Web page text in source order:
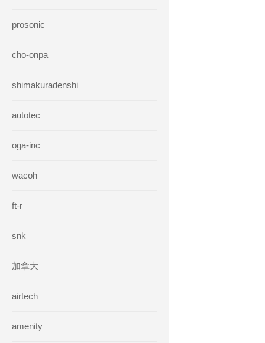
prosonic
cho-onpa
shimakuradenshi
autotec
oga-inc
wacoh
ft-r
snk
加拿大
airtech
amenity